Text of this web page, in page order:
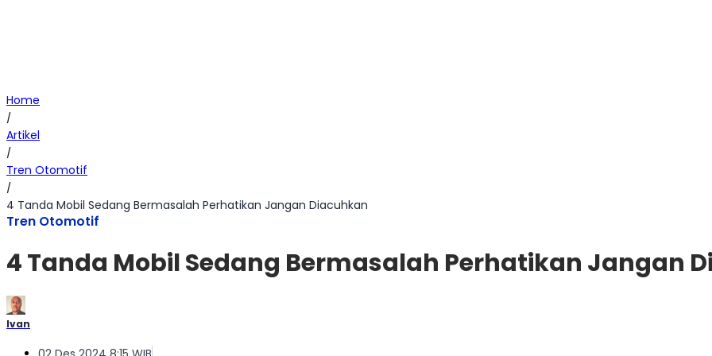
Home
/
Artikel
/
Tren Otomotif
/
4 Tanda Mobil Sedang Bermasalah Perhatikan Jangan Diacuhkan
Tren Otomotif
4 Tanda Mobil Sedang Bermasalah Perhatikan Jangan
Ivan